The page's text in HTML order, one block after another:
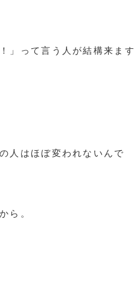
」って言う人が結構来ます
人はほぼ変われないんで
ら。